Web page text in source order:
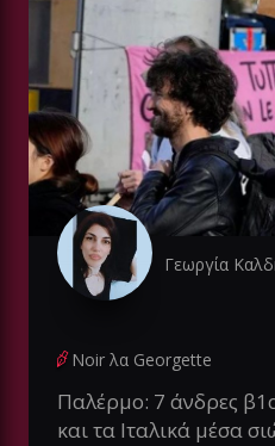
Γεωργία
Noir λα Georgette
Παλέρμο: 7 άνδρες
και τα Ιταλικά μέσα